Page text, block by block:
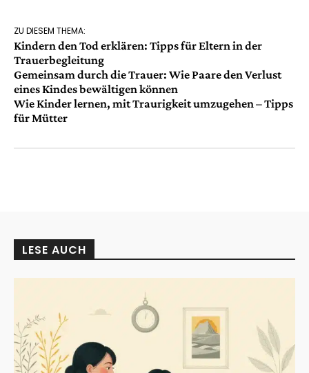
ZU DIESEM THEMA:
Kindern den Tod erklären: Tipps für Eltern in der
Trauerbegleitung
Gemeinsam durch die Trauer: Wie Paare den Verlust
eines Kindes bewältigen können
Wie Kinder lernen, mit Traurigkeit umzugehen – Tipps
für Mütter
LESE AUCH